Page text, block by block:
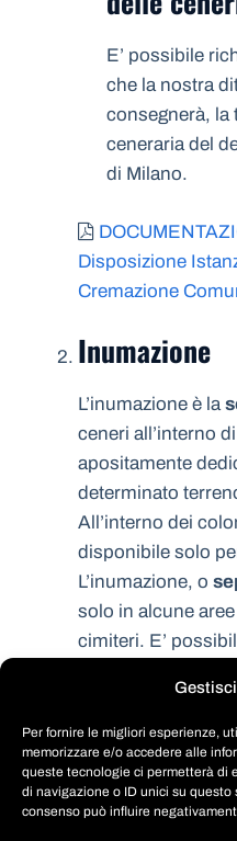
Per fornire le migliori esperienze,
memorizzare e/o accedere alle
queste tecnologie ci permetterà di
di navigazione o ID unici su
consenso può influire
E’ possibile
che la nostra
consegnerà, la
ceneraria del
di Milano.
Disposizione
Cremazione
Inumazione
L’inumazione è la
ceneri all’interno
apositamente
determinato
All’interno dei
disponibile solo
L’inumazione, o
solo in alcune
cimiteri. E’
salma è vostro
passera alla
eventuale
Tumulazione